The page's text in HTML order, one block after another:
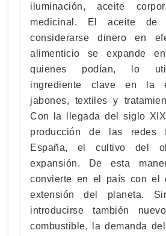
iluminación, aceite
medicinal. El aceite
considerarse dinero en
alimenticio se expande
quienes podían, lo
ingrediente clave en la
jabones, textiles y
Con la llegada del siglo
producción de las redes
España, el cultivo del
expansión. De esta
convierte en el país con el
extensión del planeta.
introducirse también
combustible, la demanda